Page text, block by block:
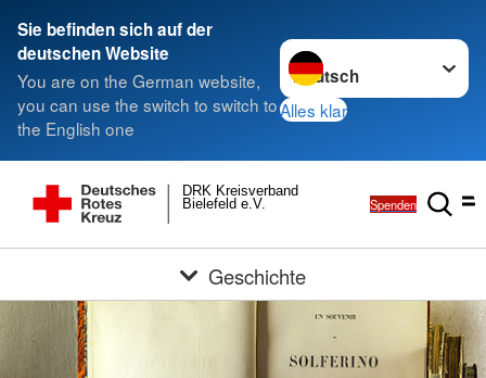
Sie befinden sich auf der
deutschen Website
You are on the German website,
you can use the switch to switch to
the English one
Sprache wechseln zu
Alles klar
Bielefeld e.V.
DRK Kreisverband
Spenden
Geschichte